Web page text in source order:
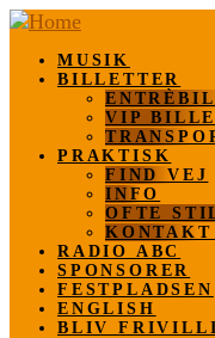
MUSIK
BILLETTER
VIP
PRAKTISK
FIND VEJ
INFO
OFTE
KONTAKT
RADIO ABC
SPONSORER
FESTPLADSEN
ENGLISH
BLIV